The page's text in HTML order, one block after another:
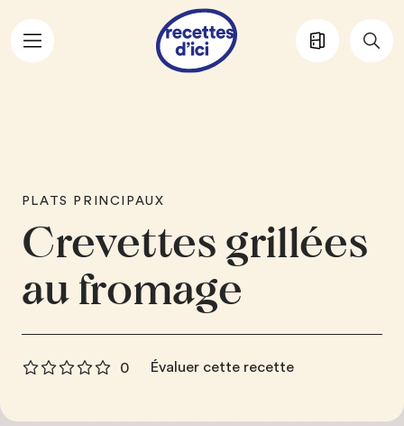
Aller au contenu principal
PLATS PRINCIPAUX
Crevettes grillées
au fromage
0 Évaluer cette recette